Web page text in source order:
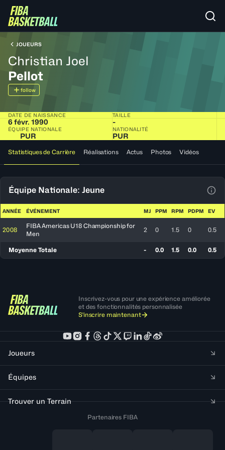
JOUEURS
Christian Joel
Pellot
follow
DATE DE NAISSANCE
6 févr. 1990
TAILLE
-
ÉQUIPE NATIONALE
PUR
NATIONALITÉ
PUR
Statistiques de Carrière Réalisations Actus Photos Vidéos
Équipe Nationale: Jeune
ANNÉE ÉVÉNEMENT MJ PPM RPM PDPM EV
2008
FIBA Americas U18 Championship for
Men
2 0 1.5 0 0.5
Moyenne Totale - 0.0 1.5 0.0 0.5
Inscrivez-vous pour une expérience améliorée
et des fonctionnalités personnalisée
S'inscrire maintenant
Joueurs
Équipes
Trouver un Terrain
Partenaires FIBA